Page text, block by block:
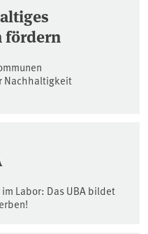
fördern
Nachhaltigkeit
Labor: Das UBA bildet